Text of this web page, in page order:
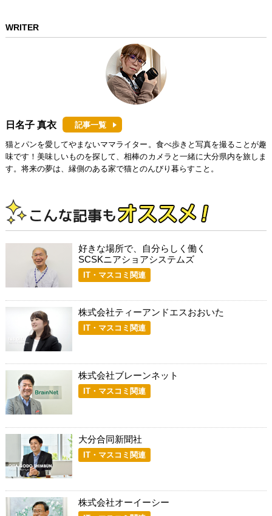
WRITER
日名子 真衣 記事一覧
猫とパンを愛してやまないママライター。食べ歩きと写真を撮ることが趣
味です！美味しいものを探して、相棒のカメラと一緒に大分県内を旅しま
す。将来の夢は、縁側のある家で猫とのんびり暮らすこと。
好きな場所で、自分らしく働く
SCSKニアショアシステムズ
IT・マスコミ関連
株式会社ティーアンドエスおおいた
IT・マスコミ関連
株式会社ブレーンネット
IT・マスコミ関連
大分合同新聞社
IT・マスコミ関連
株式会社オーイーシー